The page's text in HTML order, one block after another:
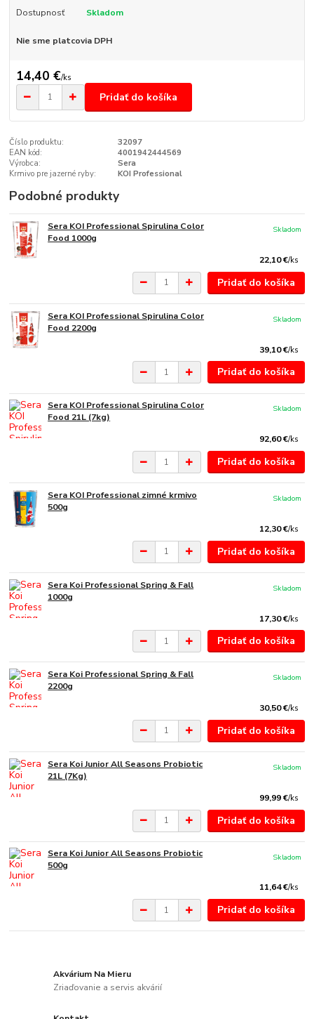
Dostupnosť Skladom
Nie sme platcovia DPH
14,40 €/ks
Pridať do košíka
Číslo produktu:
32097
EAN kód:
4001942444569
Výrobca:
Sera
Krmivo pre jazerné ryby:
KOI Professional
Podobné produkty
Sera KOI Professional Spirulina Color
Food 1000g
22,10 €/ks
Skladom
Pridať do košíka
Sera KOI Professional Spirulina Color
Food 2200g
39,10 €/ks
Skladom
Pridať do košíka
Sera KOI Professional Spirulina Color
Food 21L (7kg)
92,60 €/ks
Skladom
Pridať do košíka
Sera KOI Professional zimné krmivo
500g
12,30 €/ks
Skladom
Pridať do košíka
Sera Koi Professional Spring & Fall
1000g
17,30 €/ks
Skladom
Pridať do košíka
Sera Koi Professional Spring & Fall
2200g
30,50 €/ks
Skladom
Pridať do košíka
Sera Koi Junior All Seasons Probiotic
21L (7Kg)
99,99 €/ks
Skladom
Pridať do košíka
Sera Koi Junior All Seasons Probiotic
500g
11,64 €/ks
Skladom
Pridať do košíka
Akvárium Na Mieru
Zriaďovanie a servis akvárií